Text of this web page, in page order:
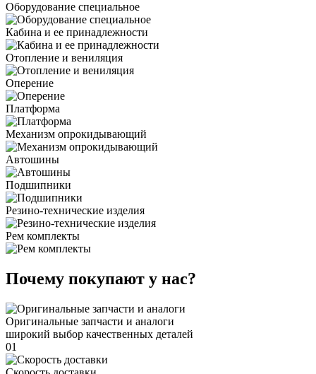
Оборудование специальное
Кабина и ее принадлежности
Отопление и вениляция
Оперение
Платформа
Механизм опрокидывающий
Автошины
Подшипники
Резино-технические изделия
Рем комплекты
Почему покупают у нас?
Оригинальные запчасти и аналоги
широкий выбор качественных деталей
01